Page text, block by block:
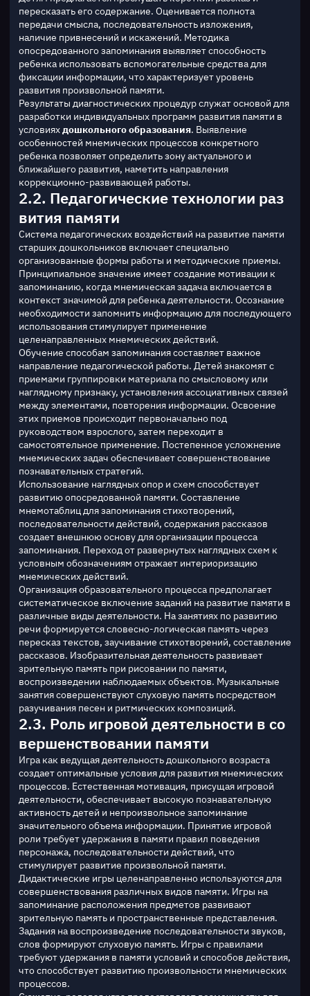
пересказать его содержание. Оценивается полнота
передачи смысла, последовательность изложения,
наличие привнесений и искажений. Методика
опосредованного запоминания выявляет способность
ребенка использовать вспомогательные средства для
фиксации информации, что характеризует уровень
развития произвольной памяти.
Результаты диагностических процедур служат основой для
разработки индивидуальных программ развития памяти в
условиях дошкольного образования. Выявление
особенностей мнемических процессов конкретного
ребенка позволяет определить зону актуального и
ближайшего развития, наметить направления
коррекционно-развивающей работы.
2.2. Педагогические технологии раз
вития памяти
Система педагогических воздействий на развитие памяти
старших дошкольников включает специально
организованные формы работы и методические приемы.
Принципиальное значение имеет создание мотивации к
запоминанию, когда мнемическая задача включается в
контекст значимой для ребенка деятельности. Осознание
необходимости запомнить информацию для последующего
использования стимулирует применение
целенаправленных мнемических действий.
Обучение способам запоминания составляет важное
направление педагогической работы. Детей знакомят с
приемами группировки материала по смысловому или
наглядному признаку, установления ассоциативных связей
между элементами, повторения информации. Освоение
этих приемов происходит первоначально под
руководством взрослого, затем переходит в
самостоятельное применение. Постепенное усложнение
мнемических задач обеспечивает совершенствование
познавательных стратегий.
Использование наглядных опор и схем способствует
развитию опосредованной памяти. Составление
мнемотаблиц для запоминания стихотворений,
последовательности действий, содержания рассказов
создает внешнюю основу для организации процесса
запоминания. Переход от развернутых наглядных схем к
условным обозначениям отражает интериоризацию
мнемических действий.
Организация образовательного процесса предполагает
систематическое включение заданий на развитие памяти в
различные виды деятельности. На занятиях по развитию
речи формируется словесно-логическая память через
пересказ текстов, заучивание стихотворений, составление
рассказов. Изобразительная деятельность развивает
зрительную память при рисовании по памяти,
воспроизведении наблюдаемых объектов. Музыкальные
занятия совершенствуют слуховую память посредством
разучивания песен и ритмических композиций.
2.3. Роль игровой деятельности в со
вершенствовании памяти
Игра как ведущая деятельность дошкольного возраста
создает оптимальные условия для развития мнемических
процессов. Естественная мотивация, присущая игровой
деятельности, обеспечивает высокую познавательную
активность детей и непроизвольное запоминание
значительного объема информации. Принятие игровой
роли требует удержания в памяти правил поведения
персонажа, последовательности действий, что
стимулирует развитие произвольной памяти.
Дидактические игры целенаправленно используются для
совершенствования различных видов памяти. Игры на
запоминание расположения предметов развивают
зрительную память и пространственные представления.
Задания на воспроизведение последовательности звуков,
слов формируют слуховую память. Игры с правилами
требуют удержания в памяти условий и способов действия,
что способствует развитию произвольности мнемических
процессов.